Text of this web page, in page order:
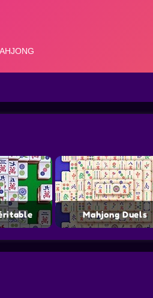
Mahjong Duels